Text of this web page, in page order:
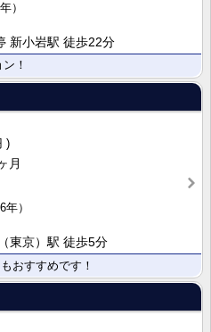
）
新小岩駅 徒歩22分
！
月
年）
東京）駅 徒歩5分
おすすめです！